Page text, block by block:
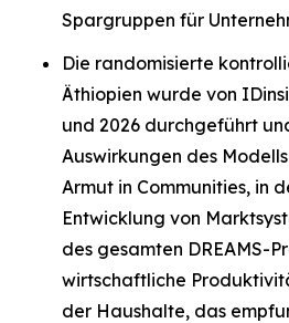
Spargruppen für
Die randomisierte
Äthiopien wurde von
und 2026 durchgeführt
Auswirkungen des
Armut in Communities, in
Entwicklung von
des gesamten DREAMS-
wirtschaftliche
der Haushalte, das